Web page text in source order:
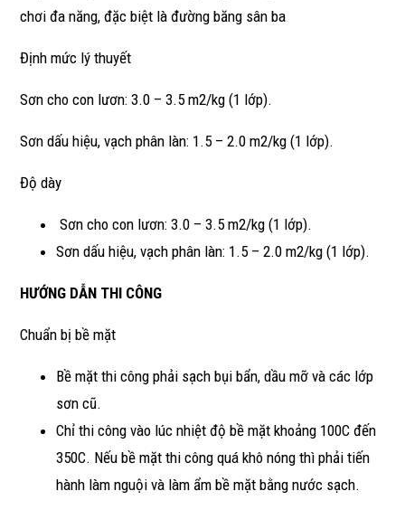
chơi đa năng, đặc biệt là đường băng sân ba
Định mức lý thuyết
Sơn cho con lươn: 3.0 – 3.5 m2/kg (1 lớp).
Sơn dấu hiệu, vạch phân làn: 1.5 – 2.0 m2/kg (1 lớp).
Độ dày
Sơn cho con lươn: 3.0 – 3.5 m2/kg (1 lớp).
Sơn dấu hiệu, vạch phân làn: 1.5 – 2.0 m2/kg (1 lớp).
HƯỚNG DẪN THI CÔNG
Chuẩn bị bề mặt
Bề mặt thi công phải sạch bụi bẩn, dầu mỡ và các lớp
sơn cũ.
Chỉ thi công vào lúc nhiệt độ bề mặt khoảng 100C đến
350C. Nếu bề mặt thi công quá khô nóng thì phải tiến
hành làm nguội và làm ẩm bề mặt bằng nước sạch.